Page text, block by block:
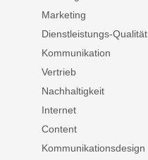
Marketing
Dienstleistungs-Qualität
Kommunikation
Vertrieb
Nachhaltigkeit
Internet
Content
Kommunikationsdesign